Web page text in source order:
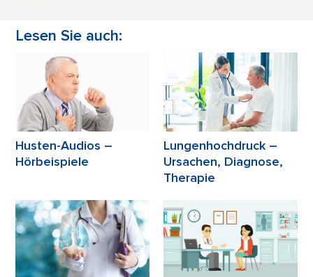
Lesen Sie auch:
Husten-Audios –
Hörbeispiele
Lungenhochdruck –
Ursachen, Diagnose,
Therapie